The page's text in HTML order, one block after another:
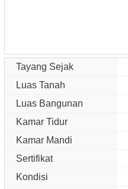
Tayang Sejak
Luas Tanah
Luas Bangunan
Kamar Tidur
Kamar Mandi
Sertifikat
Kondisi